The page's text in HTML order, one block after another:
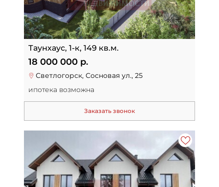
Таунхаус, 1-к, 149 кв.м.
18 000 000 р.
Светлогорск, Сосновая ул., 25
ипотека возможна
Заказать звонок